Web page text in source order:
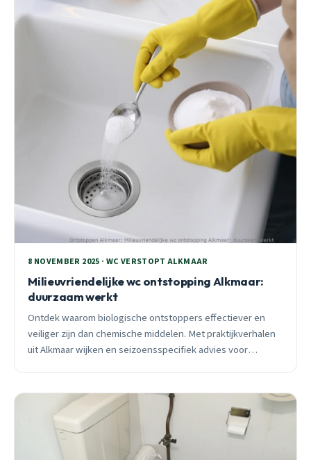
8 NOVEMBER 2025 · WC VERSTOPT ALKMAAR
Milieuvriendelijke wc ontstopping Alkmaar:
duurzaam werkt
Ontdek waarom biologische ontstoppers effectiever en
veiliger zijn dan chemische middelen. Met praktijkverhalen
uit Alkmaar wijken en seizoensspecifiek advies voor